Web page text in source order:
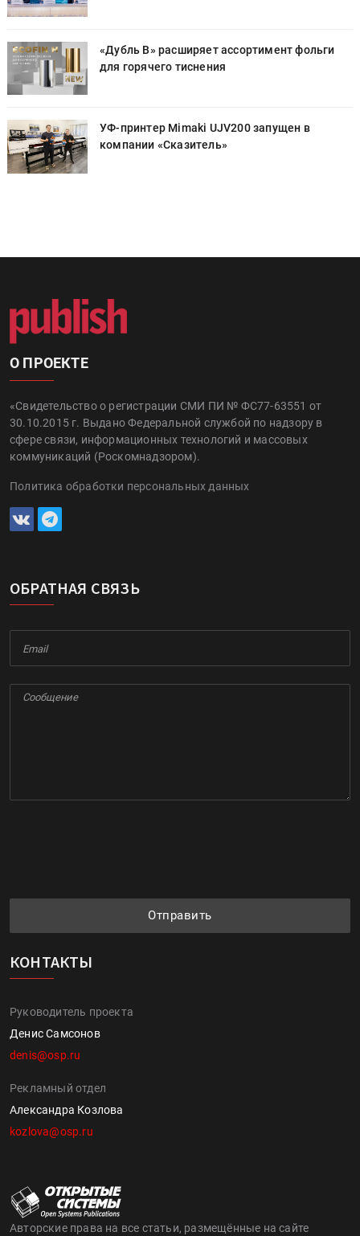
«Дубль В» расширяет ассортимент фольги
для горячего тиснения
УФ-принтер Mimaki UJV200 запущен в
компании «Сказитель»
О ПРОЕКТЕ
«Свидетельство о регистрации СМИ ПИ № ФС77-63551 от
30.10.2015 г. Выдано Федеральной службой по надзору в
сфере связи, информационных технологий и массовых
коммуникаций (Роскомнадзором).
Политика обработки персональных данных
ОБРАТНАЯ СВЯЗЬ
Отправить
КОНТАКТЫ
Руководитель проекта
Денис Самсонов
denis@osp.ru
Рекламный отдел
Александра Козлова
kozlova@osp.ru
Авторские права на все статьи, размещённые на сайте